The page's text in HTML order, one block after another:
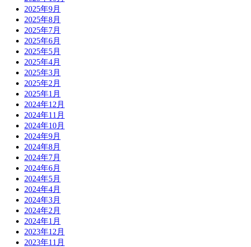
2025年9月
2025年8月
2025年7月
2025年6月
2025年5月
2025年4月
2025年3月
2025年2月
2025年1月
2024年12月
2024年11月
2024年10月
2024年9月
2024年8月
2024年7月
2024年6月
2024年5月
2024年4月
2024年3月
2024年2月
2024年1月
2023年12月
2023年11月